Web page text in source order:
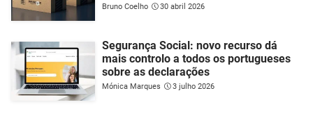
Bruno Coelho 30 abril 2026
Segurança Social: novo recurso dá
mais controlo a todos os portugueses
sobre as declarações
Mónica Marques 3 julho 2026